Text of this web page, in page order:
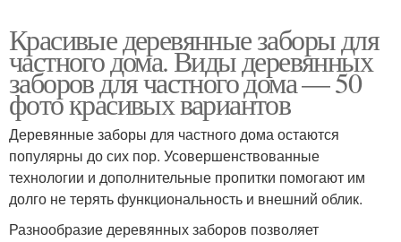
Красивые деревянные заборы для
частного дома. Виды деревянных
заборов для частного дома — 50
фото красивых вариантов
Деревянные заборы для частного дома остаются
популярны до сих пор. Усовершенствованные
технологии и дополнительные пропитки помогают им
долго не терять функциональность и внешний облик.
Разнообразие деревянных заборов позволяет